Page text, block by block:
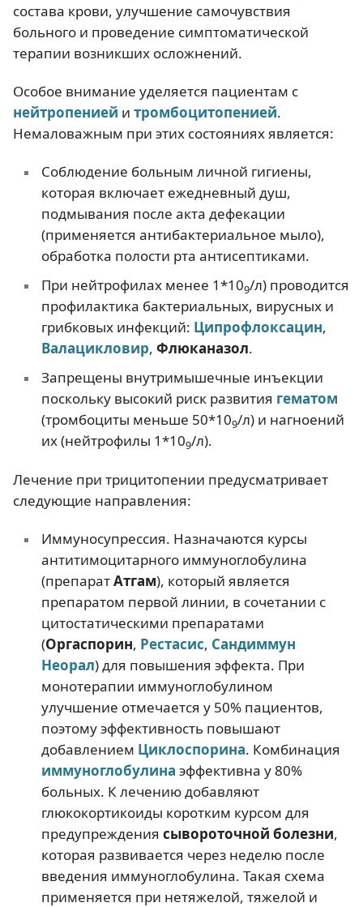
состава крови, улучшение самочувствия
больного и проведение симптоматической
терапии возникших осложнений.
Особое внимание уделяется пациентам с
нейтропенией и тромбоцитопенией.
Немаловажным при этих состояниях является:
Соблюдение больным личной гигиены,
которая включает ежедневный душ,
подмывания после акта дефекации
(применяется антибактериальное мыло),
обработка полости рта антисептиками.
При нейтрофилах менее 1*109/л) проводится
профилактика бактериальных, вирусных и
грибковых инфекций: Ципрофлоксацин,
Валацикловир, Флюканазол.
Запрещены внутримышечные инъекции
поскольку высокий риск развития гематом
(тромбоциты меньше 50*109/л) и нагноений
их (нейтрофилы 1*109/л).
Лечение при трицитопении предусматривает
следующие направления:
Иммуносупрессия. Назначаются курсы
антитимоцитарного иммуноглобулина
(препаратАтгам), который является
препаратом первой линии, в сочетании с
цитостатическими препаратами
(Оргаспорин, Рестасис, Сандиммун
Неорал) для повышения эффекта. При
монотерапии иммуноглобулином
улучшение отмечается у 50% пациентов,
поэтому эффективность повышают
добавлением Циклоспорина. Комбинация
иммуноглобулина эффективна у 80%
больных. К лечению добавляют
глюкокортикоиды коротким курсом для
предупреждения сывороточной болезни,
которая развивается через неделю после
введения иммуноглобулина. Такая схема
применяется при нетяжелой, тяжелой и